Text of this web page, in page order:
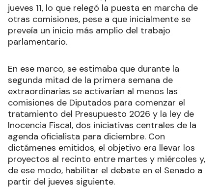
jueves 11, lo que relegó la puesta en marcha de
otras comisiones, pese a que inicialmente se
preveía un inicio más amplio del trabajo
parlamentario.
En ese marco, se estimaba que durante la
segunda mitad de la primera semana de
extraordinarias se activarían al menos las
comisiones de Diputados para comenzar el
tratamiento del Presupuesto 2026 y la ley de
Inocencia Fiscal, dos iniciativas centrales de la
agenda oficialista para diciembre. Con
dictámenes emitidos, el objetivo era llevar los
proyectos al recinto entre martes y miércoles y,
de ese modo, habilitar el debate en el Senado a
partir del jueves siguiente.